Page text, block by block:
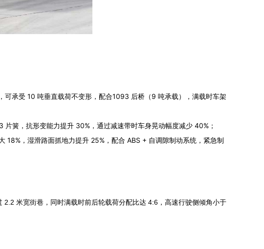
承受 10 吨垂直载荷不变形，配合1093 后桥（9 吨承载），满载时车架
簧，抗形变能力提升 30%，通过减速带时车身晃动幅度减少 40%；
，湿滑路面抓地力提升 25%，配合 ABS + 自调隙制动系统，紧急制
米宽街巷，同时满载时前后轮载荷分配比达 4:6，高速行驶侧倾角小于